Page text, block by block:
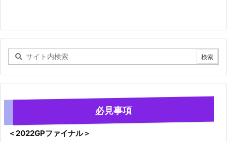
必見事項
＜2022GPファイナル＞